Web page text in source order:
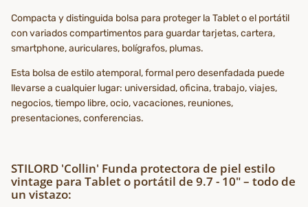
Compacta y distinguida bolsa para proteger la Tablet o el portátil
con variados compartimentos para guardar tarjetas, cartera,
smartphone, auriculares, bolígrafos, plumas.
Esta bolsa de estilo atemporal, formal pero desenfadada puede
llevarse a cualquier lugar: universidad, oficina, trabajo, viajes,
negocios, tiempo libre, ocio, vacaciones, reuniones,
presentaciones, conferencias.
STILORD 'Collin' Funda protectora de piel estilo
vintage para Tablet o portátil de 9.7 - 10" – todo de
un vistazo: